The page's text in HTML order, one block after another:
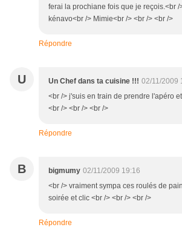
ferai la prochiane fois que je reçois.<br /
kénavo<br /> Mimie<br /> <br /> <br />
Répondre
U Un Chef dans ta cuisine !!! 02/11/2009
<br /> j'suis en train de prendre l'apéro
<br /> <br /> <br />
Répondre
B bigmumy 02/11/2009 19:16
<br /> vraiment sympa ces roulés de
soirée et clic <br /> <br /> <br />
Répondre